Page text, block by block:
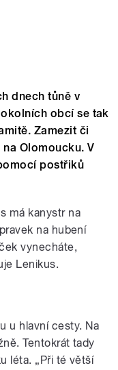
dnech tůně v
obcí se tak
Zamezit či
Olomoucku. V
postřiků
má kanystr na
na hubení
vynecháte,
Lenikus.
u hlavní cesty. Na
Tentokrát tady
léta. „Při té větší